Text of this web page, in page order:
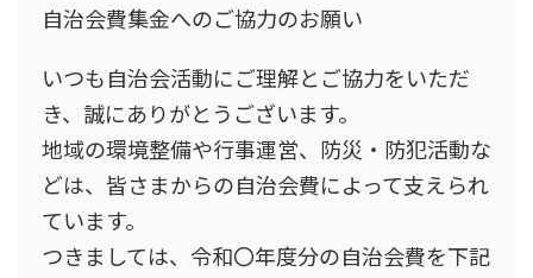
自治会費集金へのご協力のお願い
いつも自治会活動にご理解とご協力をいただ
き、誠にありがとうございます。
地域の環境整備や行事運営、防災・防犯活動な
どは、皆さまからの自治会費によって支えられ
ています。
つきましては、令和〇年度分の自治会費を下記